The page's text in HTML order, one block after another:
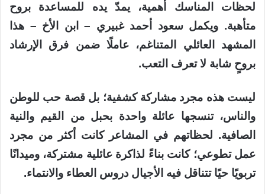
لحظات المناسك أهمية، يمدّ يده للمساعدة بروح
متأهبة. ويكمل سعود أحمد غبيري – ابن الأخ – هذا
المشهد العائلي المتناغم، عاملًا ضمن فرق الإرشاد
بروحٍ شابة لا تعرف التعب.
ليست هذه مجرد مشاركة كشفية؛ بل قصة حب للوطن
والناس، تنسجها عائلة واحدة بحبل من القيم والنية
الصافية. لحظاتهم في المشاعر كانت أكثر من مجرد
عمل تطوعي؛ كانت بناءً لذاكرة عائلية مشتركة، وميدانًا
تربويًا حيًا تتناقل فيه الأجيال دروس العطاء والانتماء.